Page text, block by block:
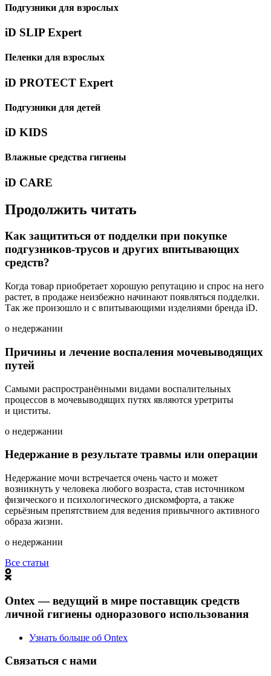
Подгузники для взрослых
iD SLIP Expert
Пеленки для взрослых
iD PROTECT Expert
Подгузники для детей
iD KIDS
Влажные средства гигиены
iD CARE
Продолжить читать
Как защититься от подделки при покупке
подгузников-трусов и других впитывающих
средств?
Когда товар приобретает хорошую репутацию и спрос на него
растет, в продаже неизбежно начинают появляться подделки.
Так же произошло и с впитывающими изделиями бренда iD.
о недержании
Причины и лечение воспаления мочевыводящих
путей
Самыми распространёнными видами воспалительных
процессов в мочевыводящих путях являются уретриты
и циститы.
о недержании
Недержание в результате травмы или операции
Недержание мочи встречается очень часто и может
возникнуть у человека любого возраста, став источником
физического и психологического дискомфорта, а также
серьёзным препятствием для ведения привычного активного
образа жизни.
о недержании
Все статьи
Ontex — ведущий в мире поставщик средств
личной гигиены одноразового использования
Узнать больше об Ontex
Связаться с нами